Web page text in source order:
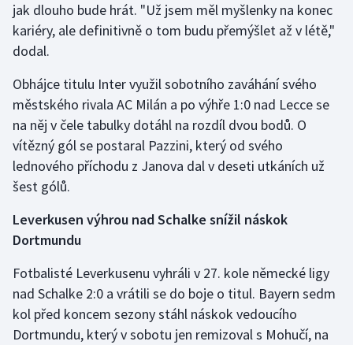
Lezení
Moderní pětiboj
Motorsport
Olympijské hry
Parasport
Plážový volejbal
Ragby
jak dlouho bude hrát. "Už jsem měl myšlenky na konec
kariéry, ale definitivně o tom budu přemýšlet až v létě,"
dodal.
Obhájce titulu Inter využil sobotního zaváhání svého
městského rivala AC Milán a po výhře 1:0 nad Lecce se
na něj v čele tabulky dotáhl na rozdíl dvou bodů. O
vítězný gól se postaral Pazzini, který od svého
lednového příchodu z Janova dal v deseti utkáních už
šest gólů.
Leverkusen výhrou nad Schalke snížil náskok
Dortmundu
Fotbalisté Leverkusenu vyhráli v 27. kole německé ligy
nad Schalke 2:0 a vrátili se do boje o titul. Bayern sedm
kol před koncem sezony stáhl náskok vedoucího
Dortmundu, který v sobotu jen remizoval s Mohučí, na